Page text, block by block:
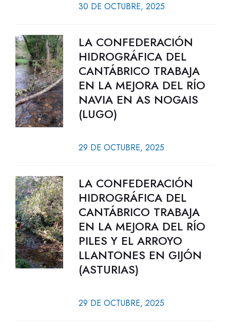
30 DE OCTUBRE, 2025
LA CONFEDERACIÓN
HIDROGRÁFICA DEL
CANTÁBRICO TRABAJA
EN LA MEJORA DEL RÍO
NAVIA EN AS NOGAIS
(LUGO)
29 DE OCTUBRE, 2025
LA CONFEDERACIÓN
HIDROGRÁFICA DEL
CANTÁBRICO TRABAJA
EN LA MEJORA DEL RÍO
PILES Y EL ARROYO
LLANTONES EN GIJÓN
(ASTURIAS)
29 DE OCTUBRE, 2025